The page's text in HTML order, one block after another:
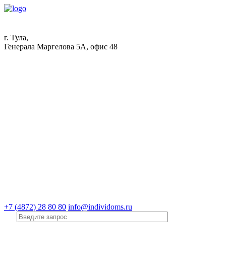
г. Тула,
Генерала Маргелова 5А, офис 48
+7 (4872) 28 80 80 info@individoms.ru